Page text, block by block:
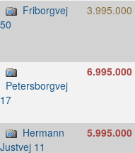
Friborgvej
50
3.995.000
Petersborgvej
17
6.995.000
Hermann
Justvej 11
5.995.000